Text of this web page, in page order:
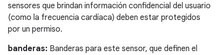
sensores que brindan información confidencial del usuario
(como la frecuencia cardíaca) deben estar protegidos
por un permiso.
banderas: Banderas para este sensor, que definen el